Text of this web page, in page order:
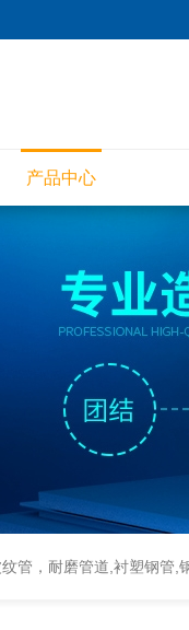
产品中心
管，耐磨管道,衬塑钢管